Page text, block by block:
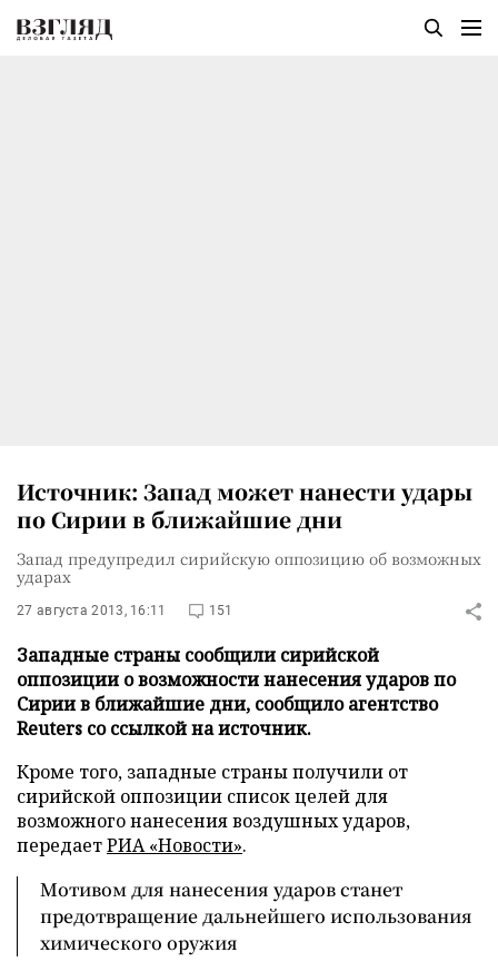
Источник: Запад может нанести удары
по Сирии в ближайшие дни
Запад предупредил сирийскую оппозицию об возможных
ударах
27 августа 2013, 16:11 151
Западные страны сообщили сирийской
оппозиции о возможности нанесения ударов по
Сирии в ближайшие дни, сообщило агентство
Reuters со ссылкой на источник.
Кроме того, западные страны получили от
сирийской оппозиции список целей для
возможного нанесения воздушных ударов,
передаетРИА «Новости».
Мотивом для нанесения ударов станет
предотвращение дальнейшего использования
химического оружия